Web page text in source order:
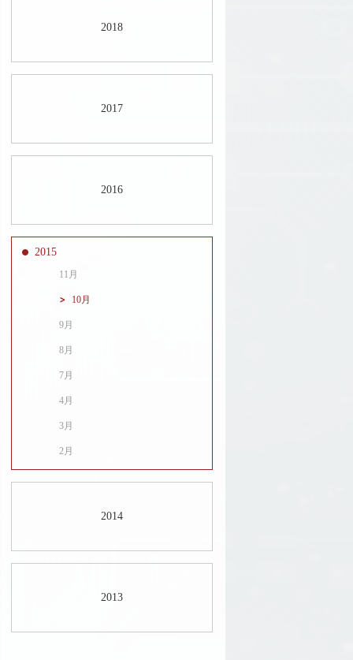
2018
2017
2016
2015
11月
10月
9月
8月
7月
4月
3月
2月
2014
2013